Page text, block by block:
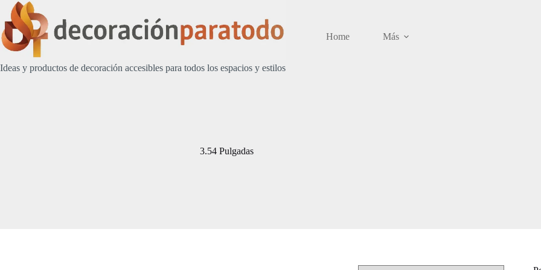
Saltar
contenido
Ideas y productos de decoración accesibles para todos los espacios y estilos
Home Más
3.54 Pulgadas